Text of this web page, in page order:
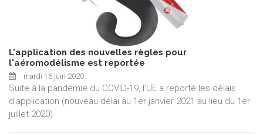
L'application des nouvelles règles pour
l'aéromodélisme est reportée
mardi 16 juin 2020
Suite à la pandémie du COVID-19, l'UE a reporté les délais
d'application (nouveau délai au 1er janvier 2021 au lieu du 1er
juillet 2020)